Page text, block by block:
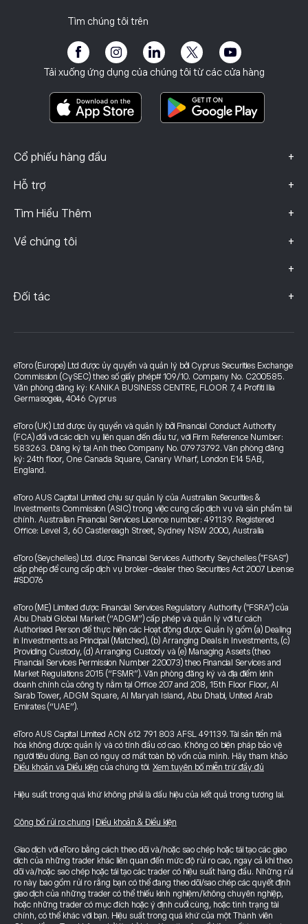
Tìm chúng tôi trên
Tải xuống ứng dụng của chúng tôi từ các cửa hàng
Cổ phiếu hàng đầu +
Hỗ trợ +
Lỗ hổng Máy khách
Tìm Hiểu Thêm +
Về chúng tôi +
+
Công bố rủi ro
Điều khoản & Điều kiện
Tài Liệu Thông Tin Quan Trọng
Dữ liệu khiếu nại (Khách hàng FCA)
Đối tác +
Chương trình liên kết
Bảo hiểm đầu tư
eToro (Europe) Ltd được ủy quyền và quản lý bởi Cyprus Securities Exchange
Commission (CySEC) theo số giấy phép# 109/10. Company No. C200585.
Văn phòng đăng ký: KANIKA BUSINESS CENTRE, FLOOR 7, 4 Profiti Ilia
Germasogeia, 4046 Cyprus
eToro (UK) Ltd được ủy quyền và quản lý bởi Financial Conduct Authority
(FCA) đối với các dịch vụ liên quan đến đầu tư, với Firm Reference Number:
583263. Đăng ký tại Anh theo Company No. 07973792. Văn phòng đăng
ký: 24th floor, One Canada Square, Canary Wharf, London E14 5AB,
England.
eToro AUS Capital Limited chịu sự quản lý của Australian Securities &
Investments Commission (ASIC) trong việc cung cấp dịch vụ và sản phẩm tài
chính. Australian Financial Services Licence number: 491139. Registered
Office: Level 3, 60 Castlereagh Street, Sydney NSW 2000, Australia
eToro (Seychelles) Ltd. được Financial Services Authority Seychelles ("FSAS")
cấp phép để cung cấp dịch vụ broker-dealer theo Securities Act 2007 License
#SD076
eToro (ME) Limited được Financial Services Regulatory Authority ("FSRA") của
Abu Dhabi Global Market (“ADGM”) cấp phép và quản lý với tư cách
Authorised Person để thực hiện các Hoạt động được Quản lý gồm (a) Dealing
in Investments as Principal (Matched), (b) Arranging Deals in Investments, (c)
Providing Custody, (d) Arranging Custody và (e) Managing Assets (theo
Financial Services Permission Number 220073) theo Financial Services and
Market Regulations 2015 (“FSMR”). Văn phòng đăng ký và địa điểm kinh
doanh chính của công ty nằm tại Office 207 and 208, 15th Floor Floor, Al
Sarab Tower, ADGM Square, Al Maryah Island, Abu Dhabi, United Arab
Emirates (“UAE”).
eToro AUS Capital Limited ACN 612 791 803 AFSL 491139. Tài sản tiền mã
hóa không được quản lý và có tính đầu cơ cao. Không có biện pháp bảo vệ
người tiêu dùng. Bạn có nguy cơ mất toàn bộ vốn của mình. Hãy tham khảo
Điều khoản và Điều kiện của chúng tôi. Xem tuyên bố miễn trừ đầy đủ
Hiệu suất trong quá khứ không phải là dấu hiệu của kết quả trong tương lai.
Công bố rủi ro chung Điều khoản & Điều kiện
Giao dịch với eToro bằng cách theo dõi và/hoặc sao chép hoặc tái tạo các giao
dịch của những trader khác liên quan đến mức độ rủi ro cao, ngay cả khi theo
dõi và/hoặc sao chép hoặc tái tạo các trader có hiệu suất hàng đầu. Những rủi
ro này bao gồm rủi ro rằng bạn có thể đang theo dõi/sao chép các quyết định
giao dịch của những trader có thể thiếu kinh nghiệm/không chuyên nghiệp,
hoặc những trader có mục đích hoặc ý định cuối cùng, hoặc tình trạng tài
chính, có thể khác với bạn. Hiệu suất trong quá khứ của một Thành viên